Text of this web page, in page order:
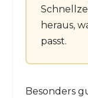
heraus,
passt.
Besonders